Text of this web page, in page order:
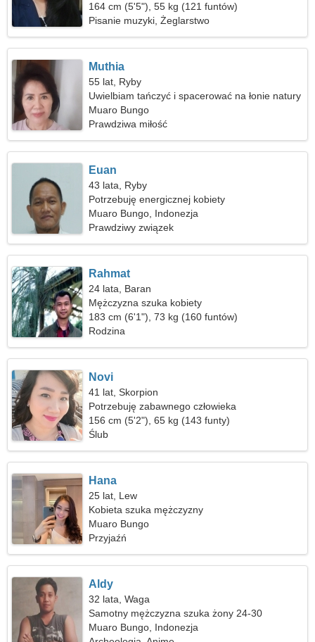
164 cm (5'5"), 55 kg (121 funtów)
Pisanie muzyki, Żeglarstwo
Muthia
55 lat, Ryby
Uwielbiam tańczyć i spacerować na łonie natury
Muaro Bungo
Prawdziwa miłość
Euan
43 lata, Ryby
Potrzebuję energicznej kobiety
Muaro Bungo, Indonezja
Prawdziwy związek
Rahmat
24 lata, Baran
Mężczyzna szuka kobiety
183 cm (6'1"), 73 kg (160 funtów)
Rodzina
Novi
41 lat, Skorpion
Potrzebuję zabawnego człowieka
156 cm (5'2"), 65 kg (143 funty)
Ślub
Hana
25 lat, Lew
Kobieta szuka mężczyzny
Muaro Bungo
Przyjaźń
Aldy
32 lata, Waga
Samotny mężczyzna szuka żony 24-30
Muaro Bungo, Indonezja